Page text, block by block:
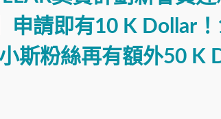
申請即有10 K Dollar
斯粉絲再有額外50 K